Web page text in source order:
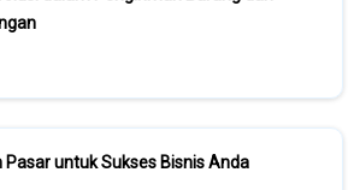
untuk Sukses Bisnis Anda